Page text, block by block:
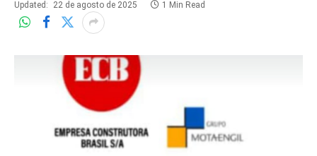
Updated:
22 de agosto de 2025 1 Min Read